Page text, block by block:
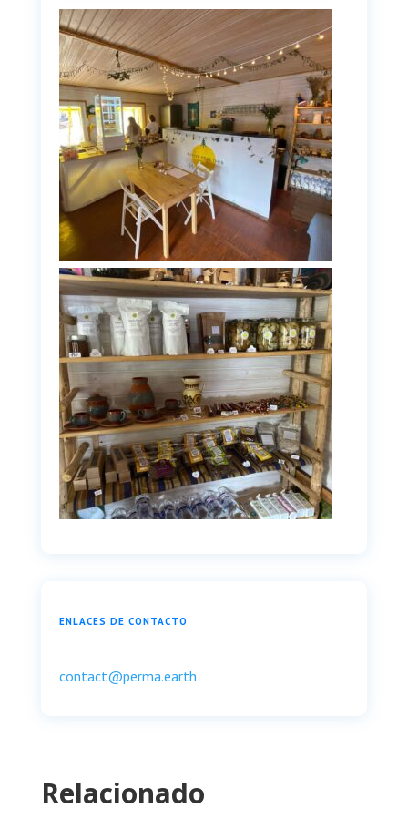
ENLACES DE CONTACTO
contact@perma.earth
Relacionado